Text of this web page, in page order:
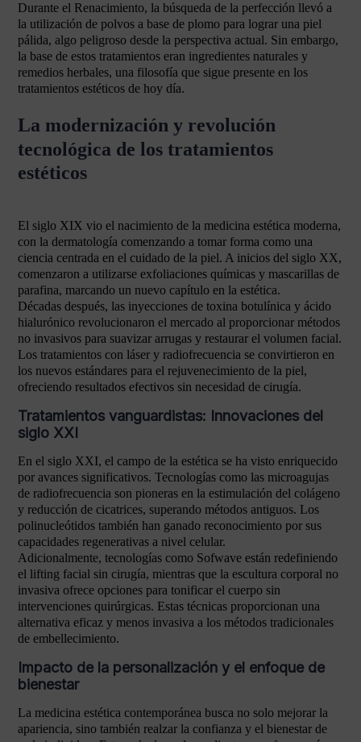
Durante el Renacimiento, la búsqueda de la perfección llevó a
la utilización de polvos a base de plomo para lograr una piel
pálida, algo peligroso desde la perspectiva actual. Sin embargo,
la base de estos tratamientos eran ingredientes naturales y
remedios herbales, una filosofía que sigue presente en los
tratamientos estéticos de hoy día.
La modernización y revolución
tecnológica de los tratamientos
estéticos
El siglo XIX vio el nacimiento de la medicina estética moderna,
con la dermatología comenzando a tomar forma como una
ciencia centrada en el cuidado de la piel. A inicios del siglo XX,
comenzaron a utilizarse exfoliaciones químicas y mascarillas de
parafina, marcando un nuevo capítulo en la estética.
Décadas después, las inyecciones de toxina botulínica y ácido
hialurónico revolucionaron el mercado al proporcionar métodos
no invasivos para suavizar arrugas y restaurar el volumen facial.
Los tratamientos con láser y radiofrecuencia se convirtieron en
los nuevos estándares para el rejuvenecimiento de la piel,
ofreciendo resultados efectivos sin necesidad de cirugía.
Tratamientos vanguardistas: Innovaciones del
siglo XXI
En el siglo XXI, el campo de la estética se ha visto enriquecido
por avances significativos. Tecnologías como las microagujas
de radiofrecuencia son pioneras en la estimulación del colágeno
y reducción de cicatrices, superando métodos antiguos. Los
polinucleótidos también han ganado reconocimiento por sus
capacidades regenerativas a nivel celular.
Adicionalmente, tecnologías como Sofwave están redefiniendo
el lifting facial sin cirugía, mientras que la escultura corporal no
invasiva ofrece opciones para tonificar el cuerpo sin
intervenciones quirúrgicas. Estas técnicas proporcionan una
alternativa eficaz y menos invasiva a los métodos tradicionales
de embellecimiento.
Impacto de la personalización y el enfoque de
bienestar
La medicina estética contemporánea busca no solo mejorar la
apariencia, sino también realzar la confianza y el bienestar de